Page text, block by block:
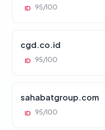
ID 95/100
cgd.co.id
ID 95/100
sahabatgroup.com
ID 95/100